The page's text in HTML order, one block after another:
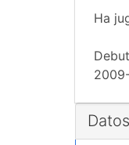
Ha
Datos